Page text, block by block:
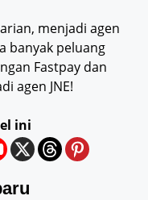
menjadi agen
banyak peluang
Fastpay dan
agen JNE!
ini